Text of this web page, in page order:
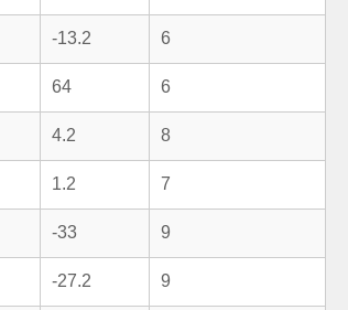
-13.2 6
64 6
4.2 8
1.2 7
-33 9
-27.2 9